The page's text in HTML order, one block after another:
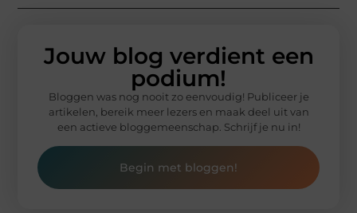
Jouw blog verdient een
podium!
Bloggen was nog nooit zo eenvoudig! Publiceer je
artikelen, bereik meer lezers en maak deel uit van
een actieve bloggemeenschap. Schrijf je nu in!
Begin met bloggen!